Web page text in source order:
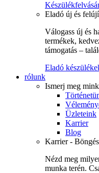
Eladó új és
Válogass új és
termékek,
támogatás –
Eladó
rólunk
Ismerj meg
Üzleteink
Karrier
Blog
Karrier -
Nézd meg
munka terén.